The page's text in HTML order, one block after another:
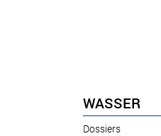
WASSER
Dossiers